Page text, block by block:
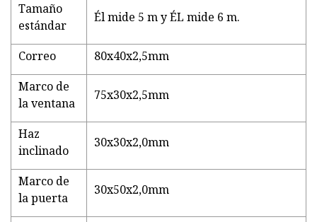
Tamaño
estándar
Él mide 5 m y ÉL mide 6 m.
Correo
80x40x2,5mm
Marco de
la ventana
75x30x2,5mm
Haz
inclinado
30x30x2,0mm
Marco de
la puerta
30x50x2,0mm